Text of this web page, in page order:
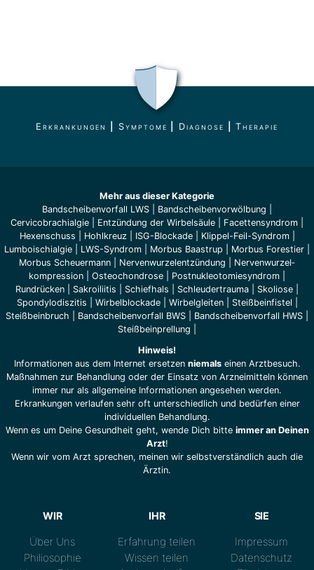
Erkrankungen Symptome Diagnose |Therapie
Mehr aus dieser Kategorie
Bandscheibenvorfall LWS
Bandscheiben­vorwölbung
Cervicobrachialgie
Entzündung der Wirbelsäule Facettensyndrom
Hexenschuss
Hohlkreuz| ISG-Blockade| Klippel-Feil-Syndrom|
Lumboischialgie
LWS-Syndrom Morbus Baastrup Morbus Forestier
Morbus Scheuermann
Nervenwurzelentzündung
Nervenwurzel­
kompression
Osteochondrose Postnukleotomiesyndrom
Rundrücken
Sakroiliitis Schiefhals Schleudertrauma Skoliose
Spondylodiszitis
Wirbelblockade| Wirbelgleiten| Steißbeinfistel
Steißbeinbruch
Bandscheibenvorfall BWS Bandscheibenvorfall HWS
Steißbeinprellung
Hinweis!
Informationen aus dem Internet ersetzen niemalseinen Arztbesuch.
Maßnahmen zur Behandlung oder der Einsatz von Arzneimitteln können
immer nur als allgemeine Informationen angesehen werden.
Erkrankungen verlaufen sehr oft unterschiedlich und bedürfen einer
individuellen Behandlung.
Wenn es um Deine Gesundheit geht, wende Dich bitte immer an Deinen
Arzt!
Wenn wir vom Arzt sprechen, meinen wir selbstverständlich auch die
Ärztin.
WIR
Über Uns
Philiosophie
IHR
Erfahrung teilen
Wissen teilen
SIE
Impressum
Datenschutz